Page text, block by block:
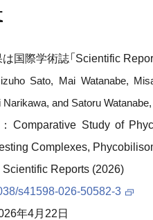
国際学術誌「Scientific
Sato, Mai Watanabe,
Narikawa, and Satoru Watanabe,
Comparative Study of
Complexes,
Reports (2026)
s41598-026-50582-3
年4月22日